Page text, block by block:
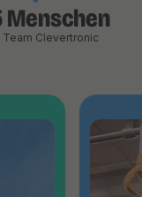
Menschen
Team Clevertronic